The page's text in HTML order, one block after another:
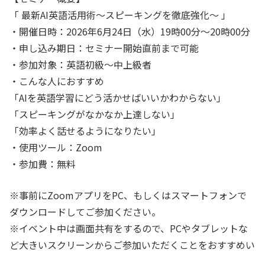
「 最新AI英語活用術〜スピーキングを徹底強化〜 」
・開催日時：2026年6月24日（水）19時00分〜20時00分
・申し込み期日：セミナー開始直前まで可能
・参加対象：英語初級〜中上級者
・こんな人におすすめ
「AIを英語学習にどう活かせばいいかわからない」
「スピーキングがなかなか上達しない」
「効率よく話せるようになりたい」
・使用ツール：Zoom
・参加費：無料
※事前にZoomアプリをPC、もしくはスマートフォンで
ダウンロードしてご参加ください。
※イベント中は画面共有をするので、PCやタブレットな
ど大きいスクリーンからご参加いただくことをおすすめい